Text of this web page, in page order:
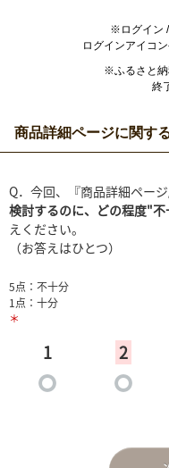
※ログイン
ログインアイコ
※ふるさと納
終
商品詳細ページに関す